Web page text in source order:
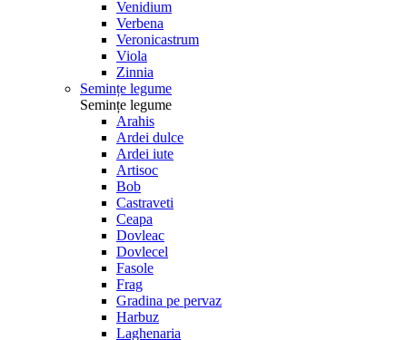
Venidium
Verbena
Veronicastrum
Viola
Zinnia
Semințe legume
Semințe legume
Arahis
Ardei dulce
Ardei iute
Artisoc
Bob
Castraveti
Ceapa
Dovleac
Dovlecel
Fasole
Frag
Gradina pe pervaz
Harbuz
Laghenaria